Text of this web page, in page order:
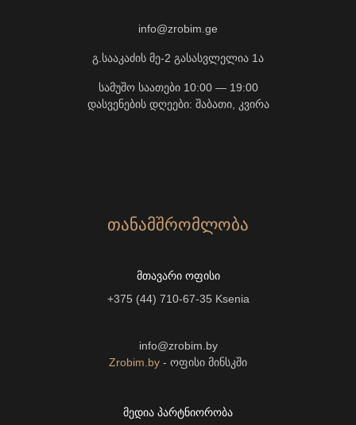
info@zrobim.ge
გ.სააკაძის მე-2 გასასვლელია 1ა
სამუშო საათები 10:00 — 19:00
დასვენების დღეები: შაბათი, კვირა
ᲗᲐᲜᲐᲛᲨᲠᲝᲛᲚᲝᲑᲐ
ᲛᲗᲐᲕᲐᲠᲘ ᲝᲤᲘᲡᲘ
+375 (44) 710-67-35 Ksenia
info@zrobim.by
Zrobim.by - ოფისი მინსკში
ᲛᲔᲓᲘᲐ ᲞᲐᲠᲢᲜᲘᲝᲠᲝᲑᲐ